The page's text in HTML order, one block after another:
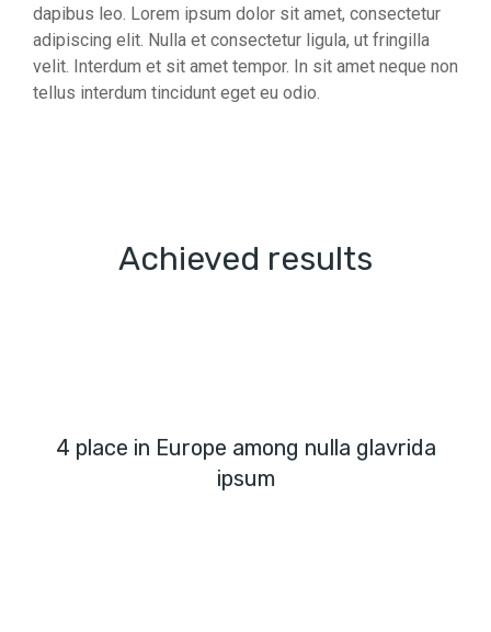
dapibus leo. Lorem ipsum dolor sit amet, consectetur
adipiscing elit. Nulla et consectetur ligula, ut fringilla
velit. Interdum et sit amet tempor. In sit amet neque non
tellus interdum tincidunt eget eu odio.
Achieved results
4 place in Europe among nulla glavrida
ipsum